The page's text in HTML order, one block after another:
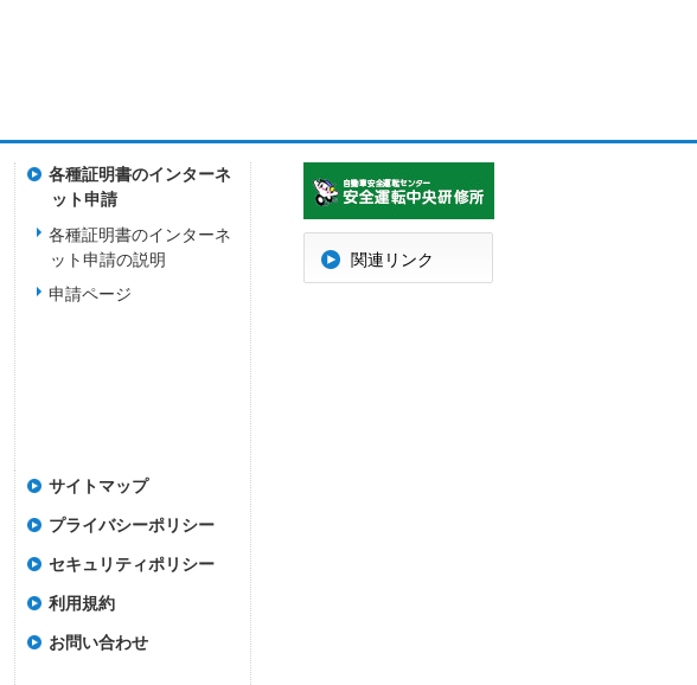
各種証明書のインターネ
ット申請
各種証明書のインターネ
ット申請の説明
申請ページ
サイトマップ
プライバシーポリシー
セキュリティポリシー
利用規約
お問い合わせ
関連リンク